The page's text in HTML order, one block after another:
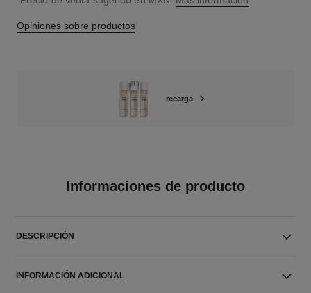
Opiniones sobre productos
recarga
Informaciones de producto
DESCRIPCIÓN
INFORMACIÓN ADICIONAL